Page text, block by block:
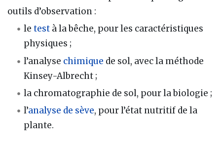
outils d’observation :
letest à la bêche, pour les caractéristiques
physiques ;
l’analyse chimique de sol, avec la méthode
Kinsey-Albrecht ;
la chromatographie de sol, pour la biologie ;
l’analyse de sève, pour l’état nutritif de la
plante.